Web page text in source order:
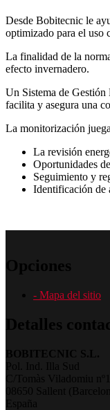
Desde Bobitecnic le
optimizado para el uso
La finalidad de la
efecto invernadero.
Un Sistema de Gestión
facilita y asegura una
La monitorización
La revisión
Oportunidades
Seguimiento y
Identificación de
Opciones
- Mapa del sitio
Detalles
BOBITECNIC S.L.
Pol. Ind. Illa Sud
C/Tomàs Viladomiu
08650 Sallent
España